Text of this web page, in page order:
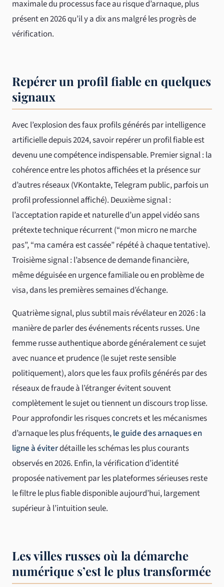
maximale du processus face au risque d’arnaque, plus
présent en 2026 qu’il y a dix ans malgré les progrès de
vérification.
Repérer un profil fiable en quelques
signaux
Avec l’explosion des faux profils générés par intelligence
artificielle depuis 2024, savoir repérer un profil fiable est
devenu une compétence indispensable. Premier signal : la
cohérence entre les photos affichées et la présence sur
d’autres réseaux (VKontakte, Telegram public, parfois un
profil professionnel affiché). Deuxième signal :
l’acceptation rapide et naturelle d’un appel vidéo sans
prétexte technique récurrent (“mon micro ne marche
pas”, “ma caméra est cassée” répété à chaque tentative).
Troisième signal : l’absence de demande financière,
même déguisée en urgence familiale ou en problème de
visa, dans les premières semaines d’échange.
Quatrième signal, plus subtil mais révélateur en 2026 : la
manière de parler des événements récents russes. Une
femme russe authentique aborde généralement ce sujet
avec nuance et prudence (le sujet reste sensible
politiquement), alors que les faux profils générés par des
réseaux de fraude à l’étranger évitent souvent
complètement le sujet ou tiennent un discours trop lisse.
Pour approfondir les risques concrets et les mécanismes
d’arnaque les plus fréquents,le guide des arnaques en
ligne à éviterdétaille les schémas les plus courants
observés en 2026. Enfin, la vérification d’identité
proposée nativement par les plateformes sérieuses reste
le filtre le plus fiable disponible aujourd’hui, largement
supérieur à l’intuition seule.
Les villes russes où la démarche
numérique s’est le plus transformée